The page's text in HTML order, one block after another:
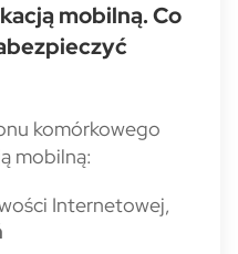
mobilną. Co
komórkowego
mobilną:
Internetowej,